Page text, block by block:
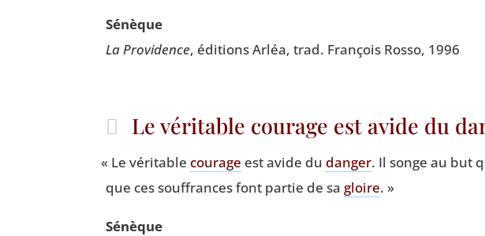
Sénèque
La Pro­vi­dence, édi­tions Arléa, trad. Fran­çois Ros­so, 1996
Le véritable courage est avide du
« Le véri­table cou­rage est avide du dan­ger. Il songe au but
que ces souf­frances font par­tie de sagloire. »
Sénèque